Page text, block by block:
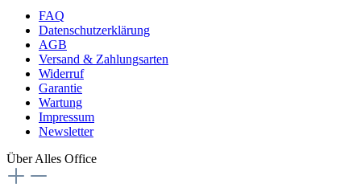
FAQ
Datenschutzerklärung
AGB
Versand & Zahlungsarten
Widerruf
Garantie
Wartung
Impressum
Newsletter
Über Alles Office